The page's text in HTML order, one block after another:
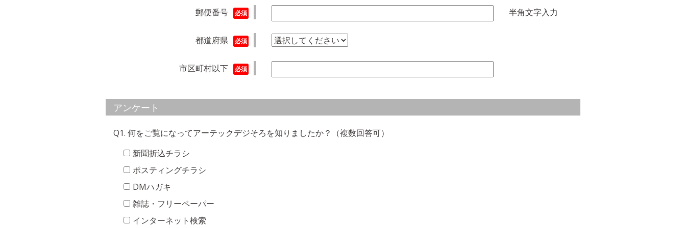
郵便番号 半角文字入力
都道府県
市区町村以下
アンケート
Q1. 何をご覧になってアーテックデジそろを知りましたか？（複数回答可）
新聞折込チラシ
ポスティングチラシ
DMハガキ
雑誌・フリーペーパー
インターネット検索